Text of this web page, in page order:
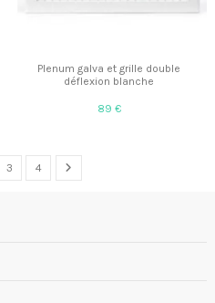
Plenum galva et grille double
déflexion blanche
89 €
3 4